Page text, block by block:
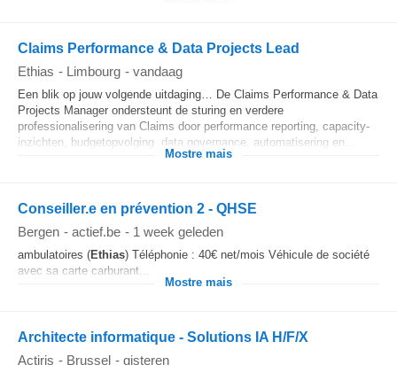
Claims Performance & Data Projects Lead
Ethias - Limbourg - vandaag
Een blik op jouw volgende uitdaging… De Claims Performance & Data
Projects Manager ondersteunt de sturing en verdere
professionalisering van Claims door performance reporting, capacity-
inzichten, budgetopvolging, data governance, automatisering en...
Mostre mais
Conseiller.e en prévention 2 - QHSE
Bergen - actief.be - 1 week geleden
ambulatoires (Ethias) Téléphonie : 40€ net/mois Véhicule de société
avec sa carte carburant...
Mostre mais
Architecte informatique - Solutions IA H/F/X
Actiris - Brussel - gisteren